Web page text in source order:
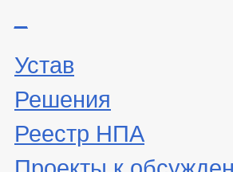
Устав
Решения
Реестр НПА